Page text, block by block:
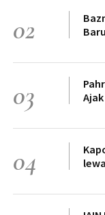
02
03
04